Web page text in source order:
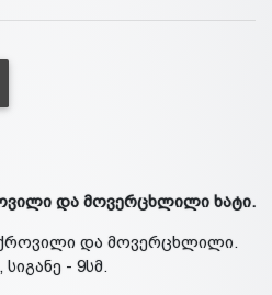
და მოვერცხლილი ხატი.
და მოვერცხლილი.
- 9სმ.